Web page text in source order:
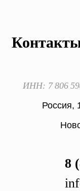
ИНН: 7 806
Россия,
8